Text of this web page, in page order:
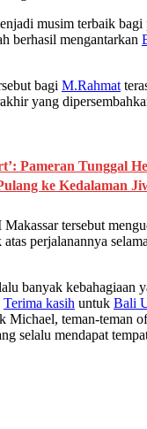
musim terbaik bagi
berhasil mengantarkan
bagi M.Rahmat
yang
Pameran Tunggal
ke Kedalaman
tersebut
perjalanannya
banyak kebahagiaan
Terima kasih untuk Bali
Michael, teman-teman
selalu mendapat